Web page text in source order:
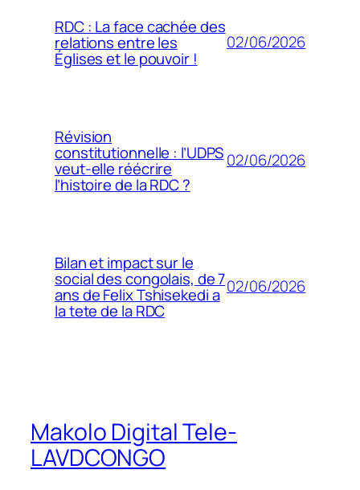
RDC : La face cachée des
relations entre les
Églises et le pouvoir !
02/06/2026
Révision
constitutionnelle : l’UDPS
veut-elle réécrire
l’histoire de la RDC ?
02/06/2026
Bilan et impact sur le
social des congolais, de 7
ans de Felix Tshisekedi a
la tete de la RDC
02/06/2026
Makolo Digital Tele-
LAVDCONGO